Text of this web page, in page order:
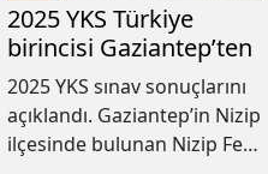
2025 YKS Türkiye
birincisi Gaziantep’ten
2025 YKS sınav sonuçlarını
açıklandı. Gaziantep’in Nizip
ilçesinde bulunan Nizip Fen